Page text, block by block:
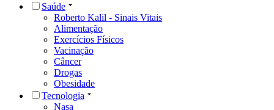
Saúde
Roberto Kalil - Sinais Vitais
Alimentação
Exercícios Físicos
Vacinação
Câncer
Drogas
Obesidade
Tecnologia
Nasa